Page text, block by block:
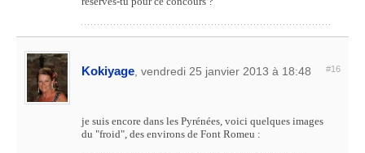
Kokiyage , vendredi 25 janvier 2013 à 18:48 #16
je suis encore dans les Pyrénées, voici quelques images
du "froid", des environs de Font Romeu :